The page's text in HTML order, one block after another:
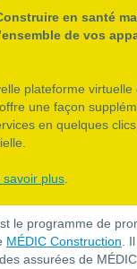
en santé
de vos
plateforme virtuelle
une façon
en quelques
savoir plus
le programme de
MÉDIC Construction .
assurées de